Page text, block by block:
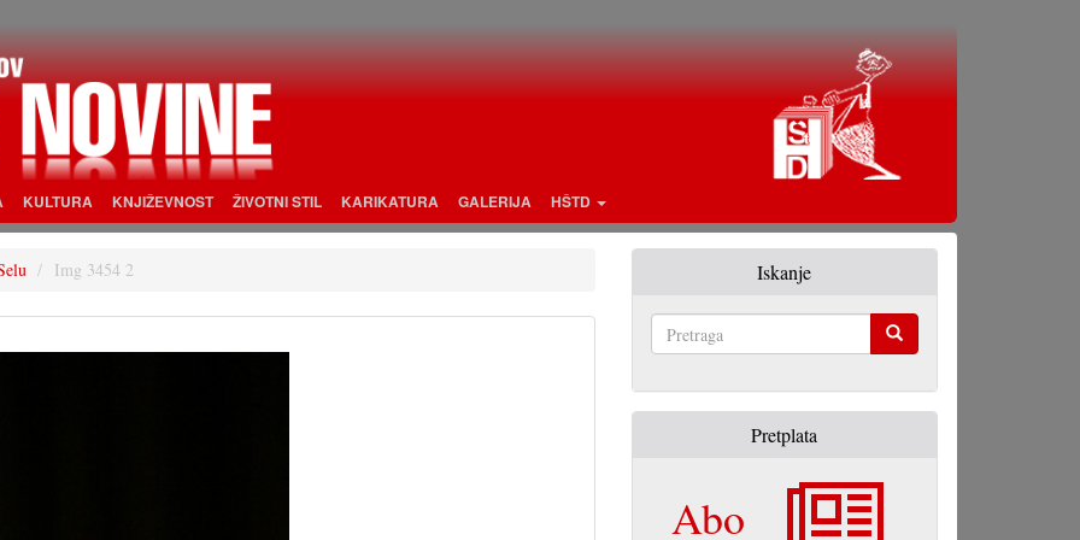
KULTURA KNJIŽEVNOST ŽIVOTNI STIL KARIKATURA GALERIJA HŠTD
Img 3454 2 Iskanje
Pretplata
Abo